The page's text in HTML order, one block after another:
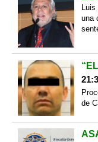
una
de